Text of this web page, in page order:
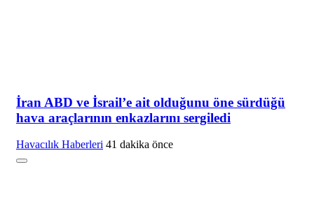
İran ABD ve İsrail’e ait olduğunu öne sürdüğü
hava araçlarının enkazlarını sergiledi
Havacılık Haberleri 41 dakika önce